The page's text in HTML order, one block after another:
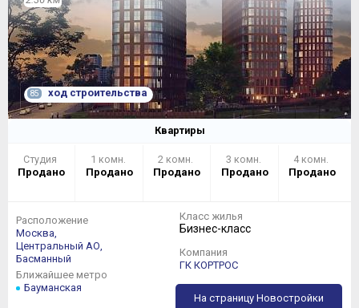
85 ход строительства
Квартиры
Студия
Продано
1 комн.
Продано
2 комн.
Продано
3 комн.
Продано
4 комн.
Продано
Расположение
Москва,
Центральный АО,
Басманный
Ближайшее метро
Бауманская
Класс жилья
Бизнес-класс
Компания
ГК КОРТРОС
На страницу Новостройки